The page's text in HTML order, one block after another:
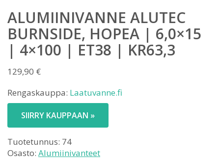
ALUMIINIVANNE ALUTEC
BURNSIDE, HOPEA | 6,0×15
| 4×100 | ET38 | KR63,3
129,90 €
Rengaskauppa: Laatuvanne.fi
SIIRRY KAUPPAAN »
Tuotetunnus: 74
Osasto: Alumiinivanteet